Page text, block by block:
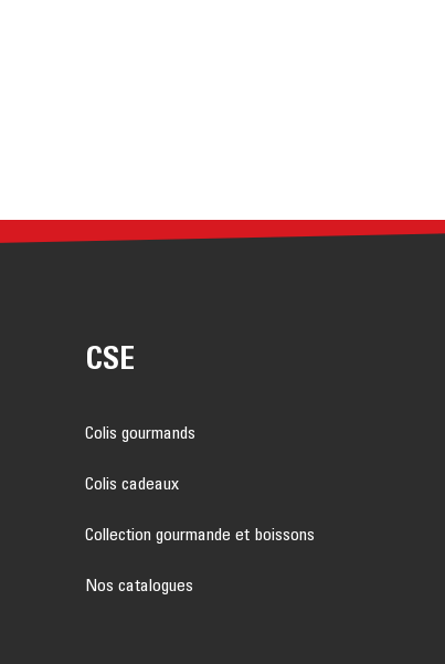
CSE
Colis gourmands
Colis cadeaux
Collection gourmande et boissons
Nos catalogues